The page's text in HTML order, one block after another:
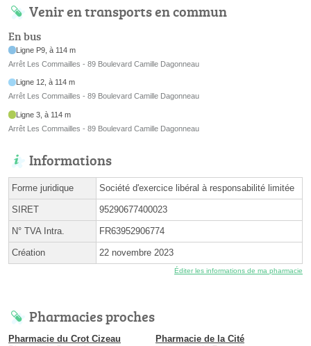
Venir en transports en commun
En bus
Ligne P9, à 114 m
Arrêt Les Commailles - 89 Boulevard Camille Dagonneau
Ligne 12, à 114 m
Arrêt Les Commailles - 89 Boulevard Camille Dagonneau
Ligne 3, à 114 m
Arrêt Les Commailles - 89 Boulevard Camille Dagonneau
Informations
Forme juridique Société d'exercice libéral à responsabilité limitée
SIRET 95290677400023
N° TVA Intra. FR63952906774
Création 22 novembre 2023
Éditer les informations de ma pharmacie
Pharmacies proches
Pharmacie du Crot Cizeau
Pharmacie de la Cité